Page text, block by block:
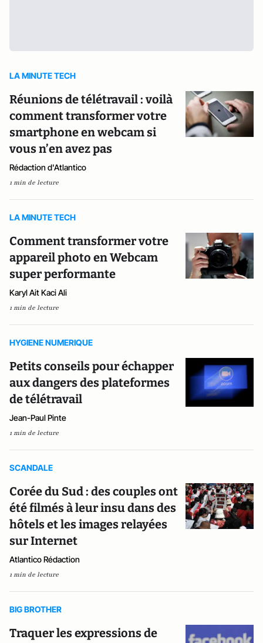
LA MINUTE TECH
Réunions de télétravail : voilà
comment transformer votre
smartphone en webcam si
vous n’en avez pas
Rédaction d'Atlantico
1 min de lecture
LA MINUTE TECH
Comment transformer votre
appareil photo en Webcam
super performante
Karyl Ait Kaci Ali
1 min de lecture
HYGIENE NUMERIQUE
Petits conseils pour échapper
aux dangers des plateformes
de télétravail
Jean-Paul Pinte
1 min de lecture
SCANDALE
Corée du Sud : des couples ont
été filmés à leur insu dans des
hôtels et les images relayées
sur Internet
Atlantico Rédaction
1 min de lecture
BIG BROTHER
Traquer les expressions de